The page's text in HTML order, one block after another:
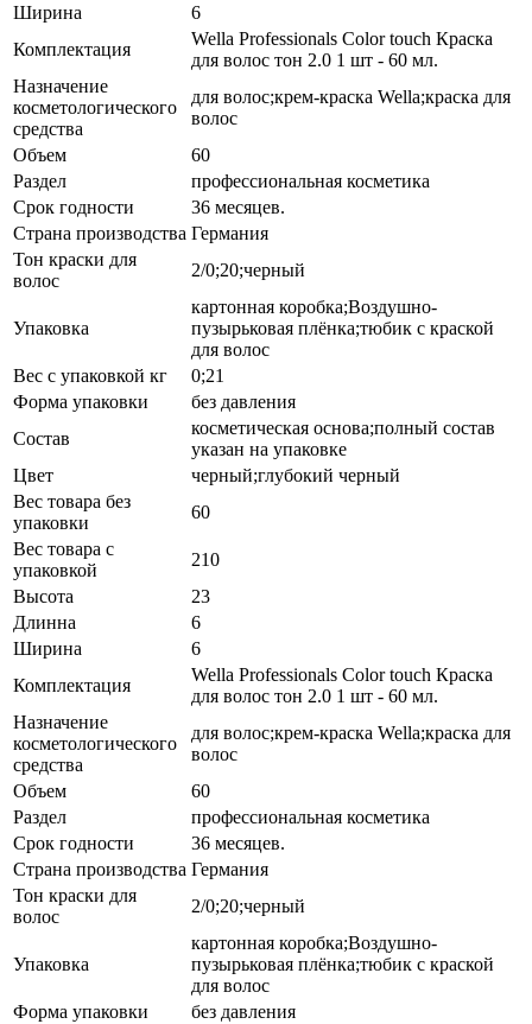
Ширина
6
Комплектация
Wella Professionals Color touch Краска
для волос тон 2.0 1 шт - 60 мл.
Назначение
косметологического
средства
для волос;крем-краска Wella;краска для
волос
Объем
60
Раздел
профессиональная косметика
Срок годности
36 месяцев.
Страна производства Германия
Тон краски для
волос
2/0;20;черный
Упаковка
картонная коробка;Воздушно-
пузырьковая плёнка;тюбик с краской
для волос
Вес с упаковкой кг
0;21
Форма упаковки
без давления
Состав
косметическая основа;полный состав
указан на упаковке
Цвет
черный;глубокий черный
Вес товара без
упаковки
60
Вес товара с
упаковкой
210
Высота
23
Длинна
6
Ширина
6
Комплектация
Wella Professionals Color touch Краска
для волос тон 2.0 1 шт - 60 мл.
Назначение
косметологического
средства
для волос;крем-краска Wella;краска для
волос
Объем
60
Раздел
профессиональная косметика
Срок годности
36 месяцев.
Страна производства Германия
Тон краски для
волос
2/0;20;черный
Упаковка
картонная коробка;Воздушно-
пузырьковая плёнка;тюбик с краской
для волос
Форма упаковки
без давления